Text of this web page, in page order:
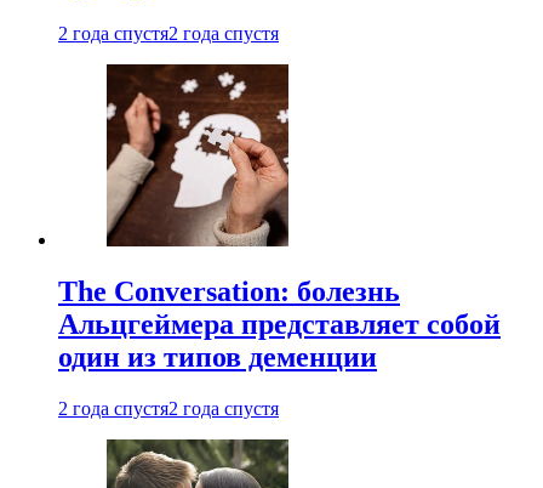
2 года спустя2 года спустя
The Conversation: болезнь
Альцгеймера представляет собой
один из типов деменции
2 года спустя2 года спустя